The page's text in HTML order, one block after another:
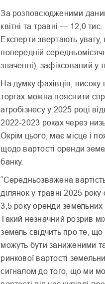
За розповсюдженими
квітні та травні — 12,0 тис.
Експерти звертають
попередній
значенні), зафіксований у
На думку фахівців, високу
торгах можна пояснити
агробізнесу у 2025 році
2022-2023 роках через
Окрім цього, має місце і
щодо вартості оренди
банку.
“Середньозважена
ділянок у травні 2025
3,5 року оренди земельних
Такий незначний розрив
земель свідчить про те, що
можуть бути заниженими
ринкової вартості
сигналом до того, що ми